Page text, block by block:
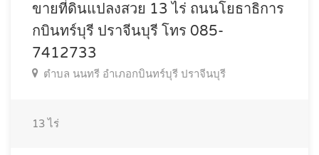
ขายที่ดินแปลงสวย 13 ไร่ ถนนโยธาธิการ
กบินทร์บุรี ปราจีนบุรี โทร 085-
7412733
ตำบล นนทรี อำเภอกบินทร์บุรี ปราจีนบุรี
13ไร่